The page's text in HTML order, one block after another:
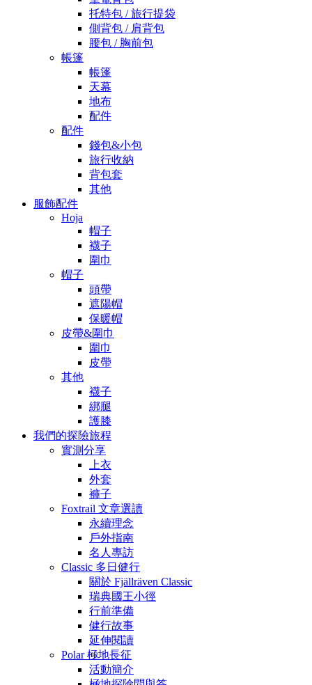
托特包 / 旅行提袋
側背包 / 肩背包
腰包 / 胸前包
帳篷
帳篷
天幕
地布
配件
配件
錢包&小包
旅行收納
背包套
其他
服飾配件
Hoja
帽子
襪子
圍巾
帽子
頭帶
遮陽帽
保暖帽
皮帶&圍巾
圍巾
皮帶
其他
襪子
綁腿
護膝
我們的探險旅程
實測分享
上衣
外套
褲子
Foxtrail 文章選讀
永續理念
戶外指南
名人專訪
Classic 多日健行
關於 Fjällräven Classic
瑞典國王小徑
行前準備
健行故事
延伸閱讀
Polar 極地長征
活動簡介